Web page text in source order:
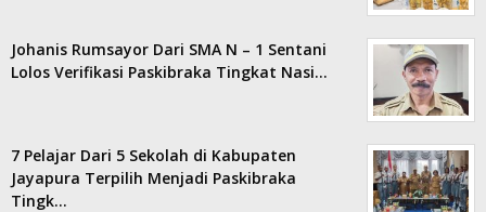
Johanis Rumsayor Dari SMA N – 1 Sentani
Lolos Verifikasi Paskibraka Tingkat Nasi…
7 Pelajar Dari 5 Sekolah di Kabupaten
Jayapura Terpilih Menjadi Paskibraka
Tingk…